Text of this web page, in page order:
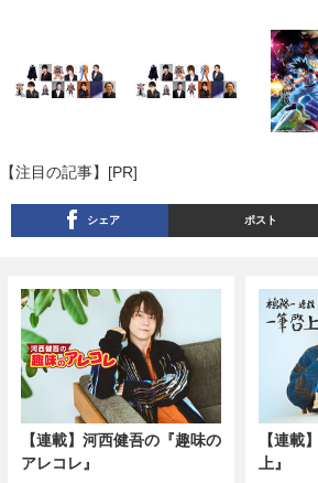
【注目の記事】[PR]
シェア ポスト
【連載】河西健吾の『趣味の
アレコレ』
【連載
上』